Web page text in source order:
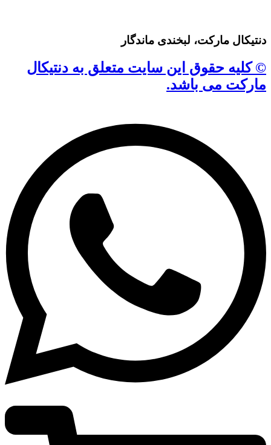
دنتیکال مارکت، لبخندی ماندگار
© کلیه حقوق این سایت متعلق به دنتیکال
مارکت می باشد.